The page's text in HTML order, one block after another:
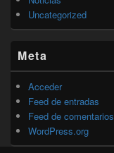
Uncategorized
Meta
Acceder
Feed de entradas
Feed de comentarios
WordPress.org